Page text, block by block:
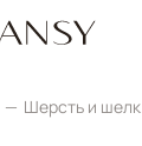
Шерсть и шелк